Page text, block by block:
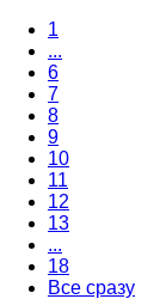
1
...
6
7
8
9
10
11
12
13
...
18
Все сразу